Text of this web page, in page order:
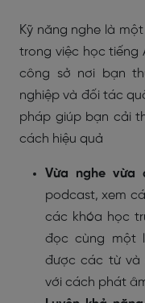
Kỹ năng nghe là
trong việc học tiếng
công sở nơi bạn
nghiệp và đối tác
pháp giúp bạn cải
cách hiệu quả
Vừa nghe vừa
podcast, xem
các khóa học
đọc cùng một
được các từ và
với cách phát